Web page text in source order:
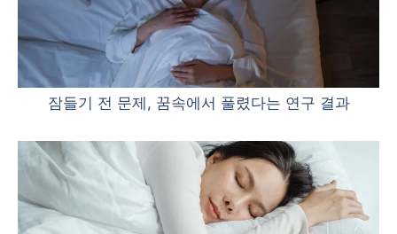
잠들기 전 문제, 꿈속에서 풀렸다는 연구 결과